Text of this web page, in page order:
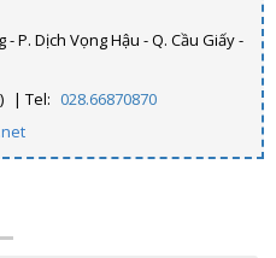
P. Dịch Vọng Hậu - Q. Cầu Giấy -
| Tel: 028.66870870